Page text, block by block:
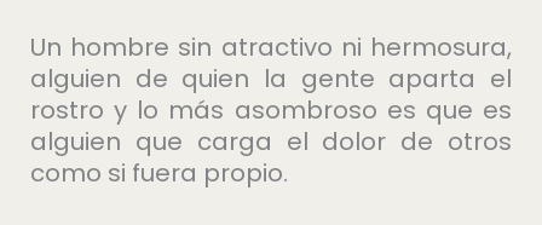
Un hombre sin atractivo ni hermosura,
alguien de quien la gente aparta el
rostro y lo más asombroso es que es
alguien que carga el dolor de otros
como si fuera propio.